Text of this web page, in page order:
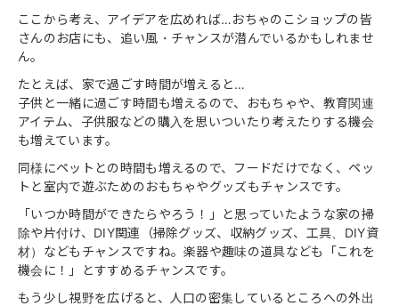
ここから考え、アイデアを広めれば…おちゃのこショップの皆
さんのお店にも、追い風・チャンスが潜んでいるかもしれませ
ん。
たとえば、家で過ごす時間が増えると…
子供と一緒に過ごす時間も増えるので、おもちゃや、教育関連
アイテム、子供服などの購入を思いついたり考えたりする機会
も増えています。
同様にペットとの時間も増えるので、フードだけでなく、ペッ
トと室内で遊ぶためのおもちゃやグッズもチャンスです。
「いつか時間ができたらやろう！」と思っていたような家の掃
除や片付け、DIY関連（掃除グッズ、収納グッズ、工具、DIY資
材）などもチャンスですね。楽器や趣味の道具なども「これを
機会に！」とすすめるチャンスです。
もう少し視野を広げると、人口の密集しているところへの外出